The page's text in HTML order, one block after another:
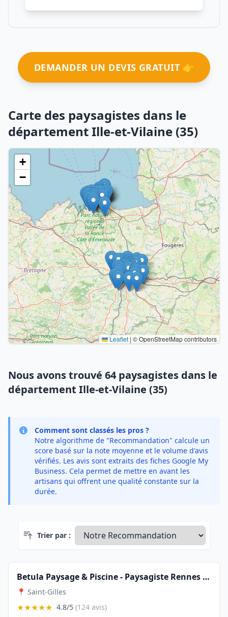
DEMANDER UN DEVIS GRATUIT 👉
Carte des paysagistes dans le
département Ille-et-Vilaine (35)
+
−
Leaflet | © OpenStreetMap contributors
Nous avons trouvé 64 paysagistes dans le
département Ille-et-Vilaine (35)
Comment sont classés les pros ?
Notre algorithme de "Recommandation" calcule un
score basé sur la note moyenne et le volume d'avis
vérifiés. Les avis sont extraits des fiches Google My
Business. Cela permet de mettre en avant les
artisans qui offrent une qualité constante sur la
durée.
Trier par :
Betula Paysage & Piscine - Paysagiste Rennes 35
📍 Saint-Gilles
★★★★★ 4.8/5 (124 avis)